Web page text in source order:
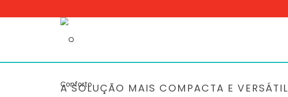
A SOLUÇÃO MAIS COMPACTA E VERSÁTIL